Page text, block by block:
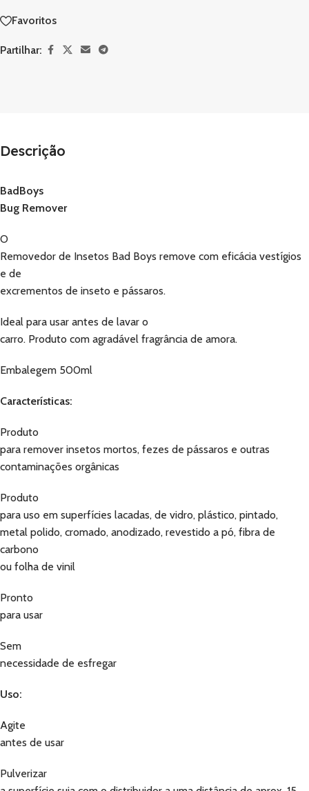
Favoritos
Partilhar:
Descrição
BadBoys
Bug Remover
O
Removedor de Insetos Bad Boys remove com eficácia vestígios
e de
excrementos de inseto e pássaros.
Ideal para usar antes de lavar o
carro. Produto com agradável fragrância de amora.
Embalegem 500ml
Características:
Produto
para remover insetos mortos, fezes de pássaros e outras
contaminações orgânicas
Produto
para uso em superfícies lacadas, de vidro, plástico, pintado,
metal polido, cromado, anodizado, revestido a pó, fibra de
carbono
ou folha de vinil
Pronto
para usar
Sem
necessidade de esfregar
Uso:
Agite
antes de usar
Pulverizar